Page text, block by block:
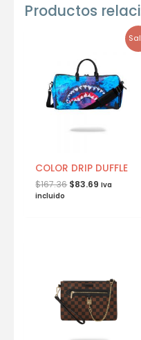
Productos
COLOR DRIP DUFFLE
$167.36 $83.69 Iva
incluido